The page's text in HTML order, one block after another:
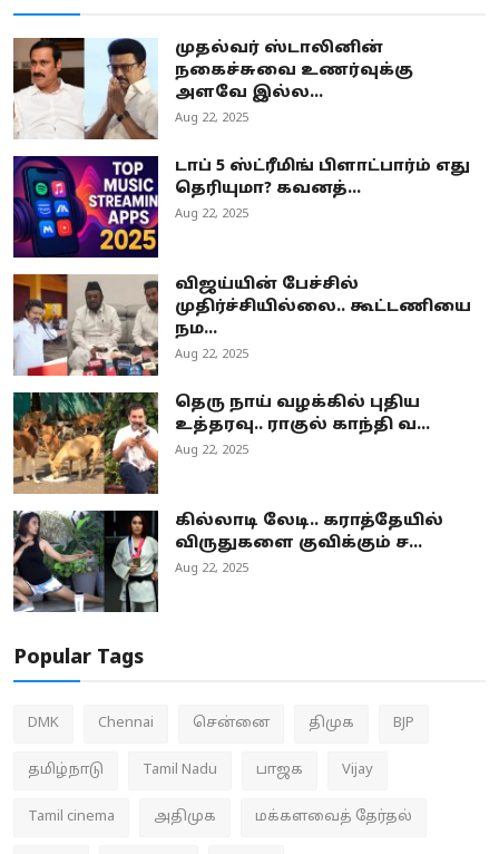
முதல்வர் ஸ்டாலினின்
நகைச்சுவை உணர்வுக்கு
அளவே இல்ல...
Aug 22, 2025
டாப் 5 ஸ்ட்ரீமிங் பிளாட்பார்ம் எது
தெரியுமா? கவனத்...
Aug 22, 2025
விஜய்யின் பேச்சில்
முதிர்ச்சியில்லை.. கூட்டணியை
நம...
Aug 22, 2025
தெரு நாய் வழக்கில் புதிய
உத்தரவு.. ராகுல் காந்தி வ...
Aug 22, 2025
கில்லாடி லேடி.. கராத்தேயில்
விருதுகளை குவிக்கும் ச...
Aug 22, 2025
Popular Tags
DMK Chennai சென்னை திமுக BJP
தமிழ்நாடு Tamil Nadu பாஜக Vijay
Tamil cinema அதிமுக மக்களவைத் தேர்தல்